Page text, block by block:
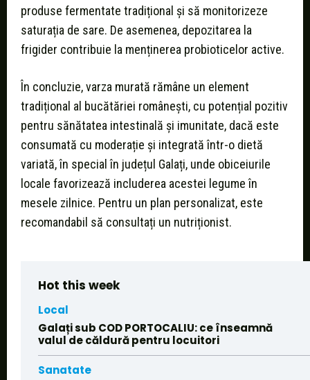
produse fermentate tradițional și să monitorizeze
saturația de sare. De asemenea, depozitarea la
frigider contribuie la menținerea probioticelor active.
În concluzie, varza murată rămâne un element
tradițional al bucătăriei românești, cu potențial pozitiv
pentru sănătatea intestinală și imunitate, dacă este
consumată cu moderație și integrată într-o dietă
variată, în special în județul Galați, unde obiceiurile
locale favorizează includerea acestei legume în
mesele zilnice. Pentru un plan personalizat, este
recomandabil să consultați un nutriționist.
Hot this week
Local
Galați sub COD PORTOCALIU: ce înseamnă
valul de căldură pentru locuitori
Sanatate